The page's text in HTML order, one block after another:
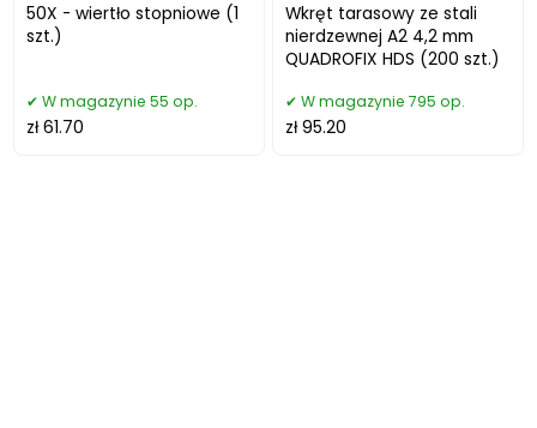
50X - wiertło stopniowe (1
szt.)
W magazynie 55 op.
zł 61.70
Wkręt tarasowy ze stali
nierdzewnej A2 4,2 mm
QUADROFIX HDS (200 szt.)
W magazynie 795 op.
zł 95.20